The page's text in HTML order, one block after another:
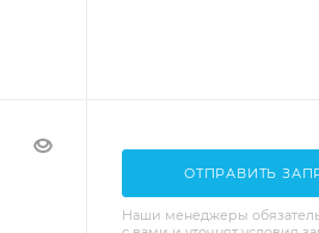
ОТПРАВИТЬ
Наши менеджеры